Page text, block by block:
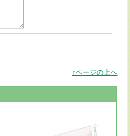
↑ページの上へ